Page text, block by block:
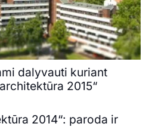
dalyvauti kuriant
2015“
2014“: paroda ir